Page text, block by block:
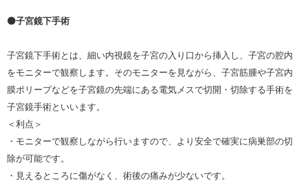
⚫️子宮鏡下手術
子宮鏡下手術とは、細い内視鏡を子宮の入り口から挿入し、子宮の腔内
をモニターで観察します。そのモニターを見ながら、子宮筋腫や子宮内
膜ポリープなどを子宮鏡の先端にある電気メスで切開・切除する手術を
子宮鏡手術といいます。
＜利点＞
・モニターで観察しながら行いますので、より安全で確実に病巣部の切
除が可能です。
・見えるところに傷がなく、術後の痛みが少ないです。